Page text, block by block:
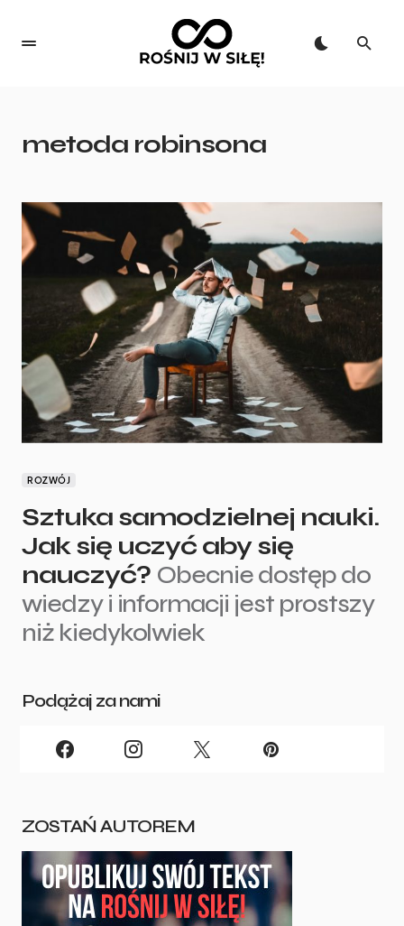
metoda robinsona
ROZWÓJ
Sztuka samodzielnej nauki.
Jak się uczyć aby się
nauczyć? Obecnie dostęp do
wiedzy i informacji jest prostszy
niż kiedykolwiek
Podążaj za nami
ZOSTAŃ AUTOREM